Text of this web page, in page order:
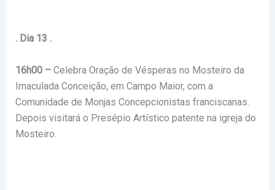
. Dia 13 .
16h00 – Celebra Oração de Vésperas no Mosteiro da
Imaculada Conceição, em Campo Maior, com a
Comunidade de Monjas Concepcionistas franciscanas.
Depois visitará o Presépio Artístico patente na igreja do
Mosteiro.